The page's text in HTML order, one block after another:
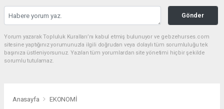
Gönder
Yorum yazarak Topluluk Kuralları’nı kabul etmiş bulunuyor ve gebzehurses.com
sitesine yaptığınız yorumunuzla ilgili doğrudan veya dolaylı tüm sorumluluğu tek
başınıza üstleniyorsunuz. Yazılan tüm yorumlardan site yönetimi hiçbir şekilde
sorumlu tutulamaz.
Anasayfa EKONOMİ